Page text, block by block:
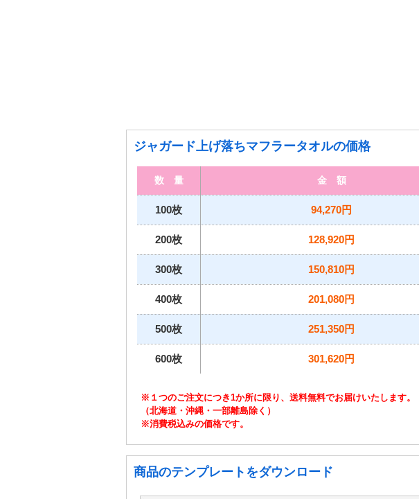
ジャガード上げ落ちマフラータオルの価格
数 量 金 額
100枚 94,270円
200枚 128,920円
300枚 150,810円
400枚 201,080円
500枚 251,350円
600枚 301,620円
※１つのご注文につき1か所に限り、送料無料でお届けいたします。
（北海道・沖縄・一部離島除く）
※消費税込みの価格です。
商品のテンプレートをダウンロード